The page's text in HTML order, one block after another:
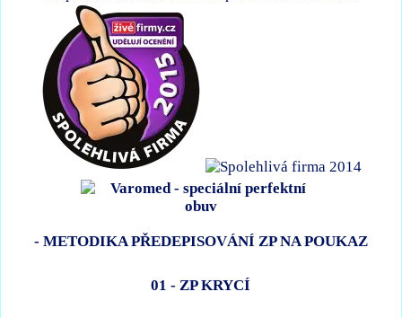
- METODIKA PŘEDEPISOVÁNÍ ZP NA POUKAZ
01 - ZP KRYCÍ